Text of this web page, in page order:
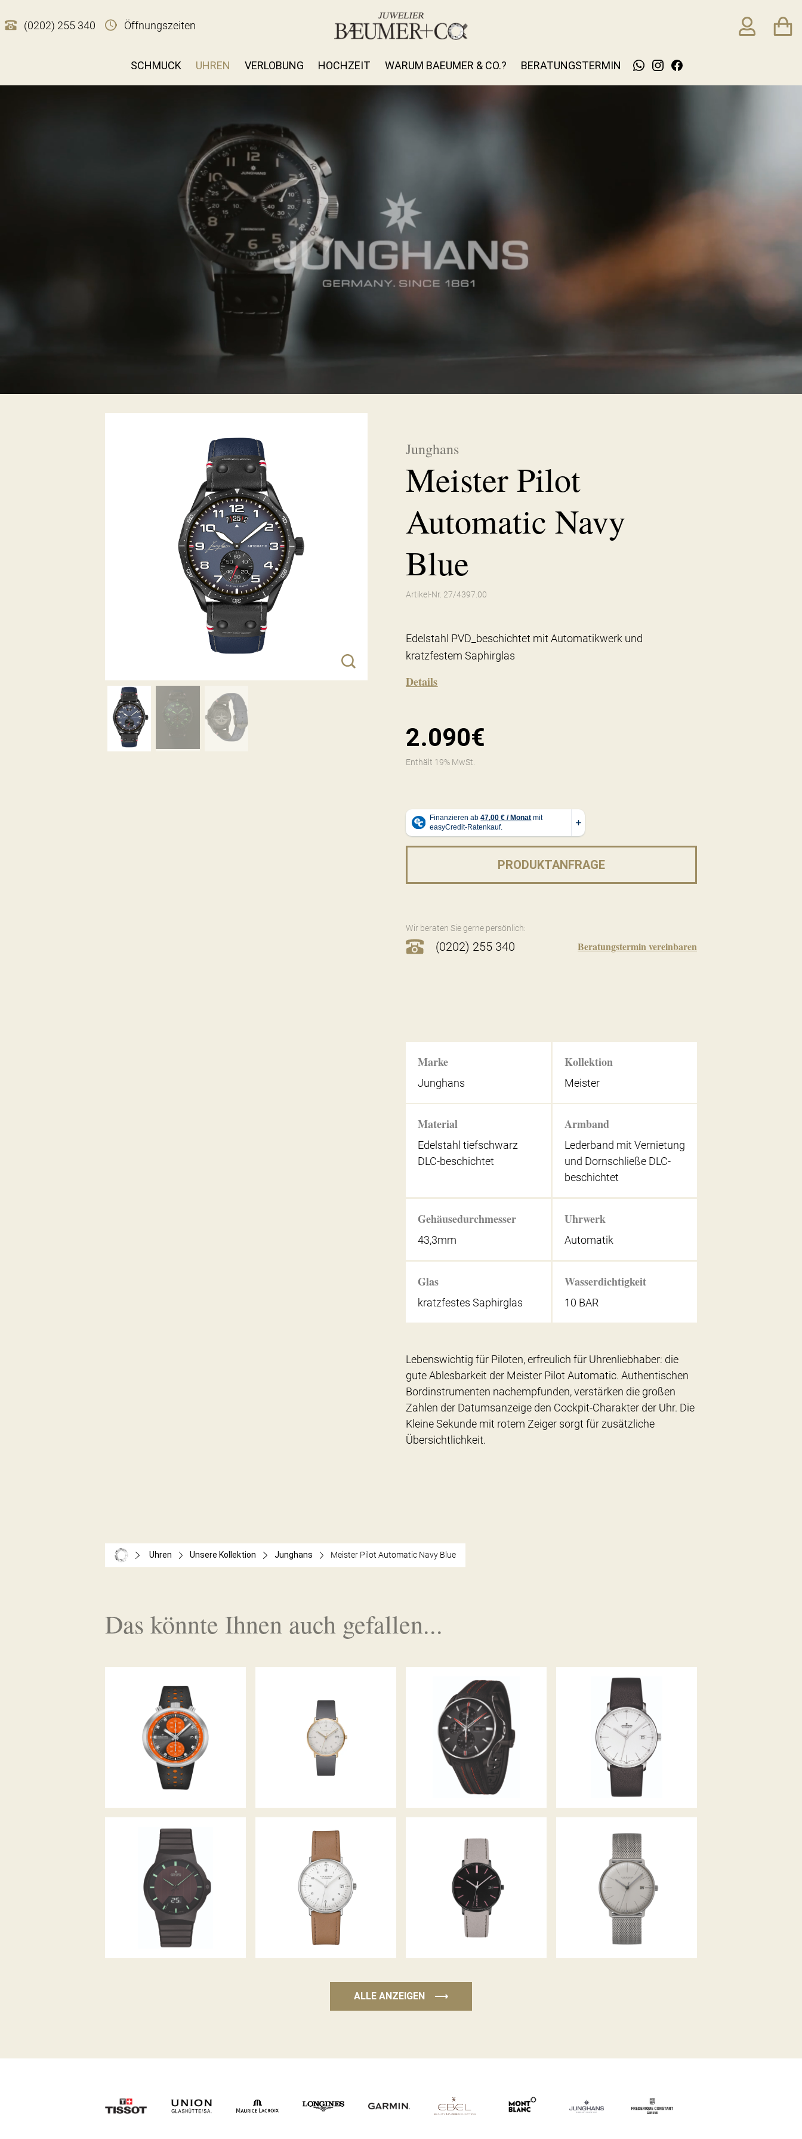
(0202) 255 340 Öffnungszeiten
SCHMUCK UHREN VERLOBUNG HOCHZEIT WARUM BAEUMER & CO.? BERATUNGSTERMIN
Junghans
Meister Pilot
Automatic Navy
Blue
Artikel-Nr. 27/4397.00
Edelstahl PVD_beschichtet mit Automatikwerk und
kratzfestem Saphirglas
Details
2.090€
Enthält 19% MwSt.
PRODUKTANFRAGE
Wir beraten Sie gerne persönlich:
(0202) 255 340 Beratungstermin vereinbaren
Marke
Junghans
Kollektion
Meister
Material
Edelstahl tiefschwarz
DLC-beschichtet
Armband
Lederband mit Vernietung
und Dornschließe DLC-
beschichtet
Gehäusedurchmesser
43,3mm
Uhrwerk
Automatik
Glas
kratzfestes Saphirglas
Wasserdichtigkeit
10 BAR
Lebenswichtig für Piloten, erfreulich für Uhrenliebhaber: die
gute Ablesbarkeit der Meister Pilot Automatic. Authentischen
Bordinstrumenten nachempfunden, verstärken die großen
Zahlen der Datumsanzeige den Cockpit-Charakter der Uhr. Die
Kleine Sekunde mit rotem Zeiger sorgt für zusätzliche
Übersichtlichkeit.
Uhren Unsere Kollektion Junghans Meister Pilot Automatic Navy Blue
Das könnte Ihnen auch gefallen...
JUNGHANS 1972
COMPETITION
JUNGHANS MAX BILL
JUNGHANS MEISTER S
CHRONOSCOPE
FORM AUTOMATIK
JUNGHANS FORCE MEGA
SOLAR
JUNGHANS MAX BILL KLEINE
AUTOMATIK
FORM DAMEN MAX BILL MEGA SOLAR
ALLE ANZEIGEN ⟶